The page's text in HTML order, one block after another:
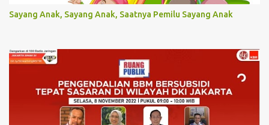
Sayang Anak, Sayang Anak, Saatnya Pemilu Sayang Anak